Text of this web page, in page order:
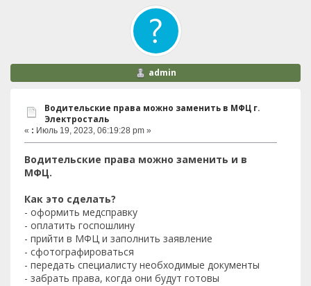
admin
Водительские права можно заменить в МФЦ г.
Электросталь
« : Июль 19, 2023, 06:19:28 pm »
Водительские права можно заменить и в
МФЦ.
Как это сделать?
- оформить медсправку
- оплатить госпошлину
- прийти в МФЦ и заполнить заявление
- сфотографироваться
- передать специалисту необходимые документы
- забрать права, когда они будут готовы